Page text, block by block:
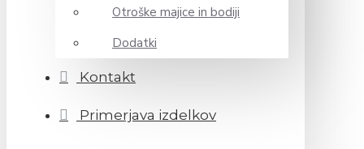
Otroške majice in bodiji
Dodatki
Kontakt
Primerjava izdelkov